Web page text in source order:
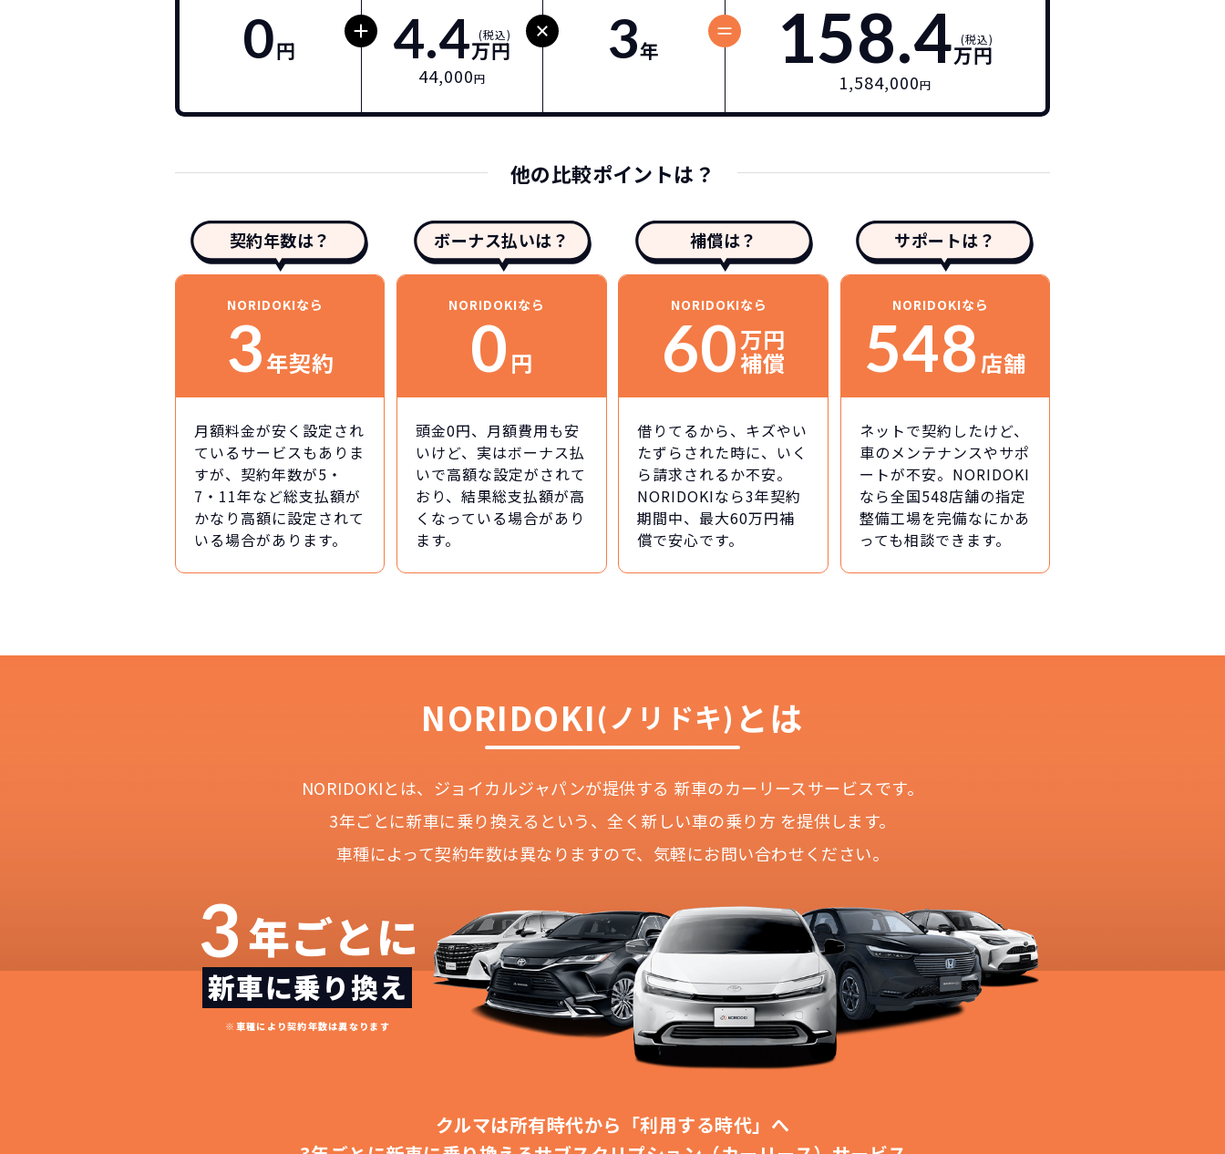
0円 4.4万円
(税込)
44,000円
3年 158.4万円
(税込)
1,584,000円
他の比較ポイントは？
契約年数は？
NORIDOKIなら
3年契約
月額料金が安く設定され
ているサービスもありま
すが、契約年数が5・
7・11年など総支払額が
かなり高額に設定されて
いる場合があります。
ボーナス払いは？
NORIDOKIなら
0 円
頭金0円、月額費用も安
いけど、実はボーナス払
いで高額な設定がされて
おり、結果総支払額が高
くなっている場合があり
ます。
補償は？
NORIDOKIなら
60万円
補償
借りてるから、キズやい
たずらされた時に、いく
ら請求されるか不安。
NORIDOKIなら3年契約
期間中、最大60万円補
償で安心です。
サポートは？
NORIDOKIなら
548 店舗
ネットで契約したけど、
車のメンテナンスやサポ
ートが不安。NORIDOKI
なら全国548店舗の指定
整備工場を完備なにかあ
っても相談できます。
NORIDOKI(ノリドキ) とは
NORIDOKIとは、ジョイカルジャパンが提供する 新車のカーリースサービスです。
3年ごとに新車に乗り換えるという、全く新しい車の乗り方 を提供します。
車種によって契約年数は異なりますので、 気軽にお問い合わせください。
3年ごとに
新車に乗り換え
※車種により契約年数は異なります
クルマは所有時代から「利用する時代」へ
どこよりも安くご契約いただけます！
NORIDOKIは高残価設定を実現！
頭金不要で超低価格！ 憧れのクルマが手軽に乗れます！
短期間だから安心！
NORIDOKIなら短期リースでも安いんです！
常に新車なので故障の心配がありませんし、急なライフスタイルの変化にも対応が可能です。
月々定額料金で安心
NORIDOKIなら頭金・ボーナス払い・諸経費・税金など一切不要！
月々「定額料金」をお支払いいただくだけでご利用いただけます。